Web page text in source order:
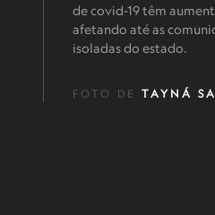
de covid-19 têm
afetando até as
isoladas do estado.
FOTO DE TAYNÁ